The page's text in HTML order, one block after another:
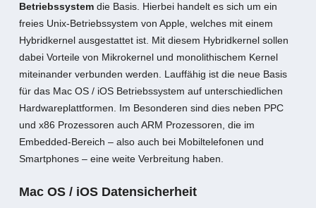
Betriebssystemdie Basis. Hierbei handelt es sich um ein
freies Unix-Betriebssystem von Apple, welches mit einem
Hybridkernel ausgestattet ist. Mit diesem Hybridkernel sollen
dabei Vorteile von Mikrokernel und monolithischem Kernel
miteinander verbunden werden. Lauffähig ist die neue Basis
für das Mac OS / iOS Betriebssystem auf unterschiedlichen
Hardwareplattformen. Im Besonderen sind dies neben PPC
und x86 Prozessoren auch ARM Prozessoren, die im
Embedded-Bereich – also auch bei Mobiltelefonen und
Smartphones – eine weite Verbreitung haben.
Mac OS / iOS Datensicherheit